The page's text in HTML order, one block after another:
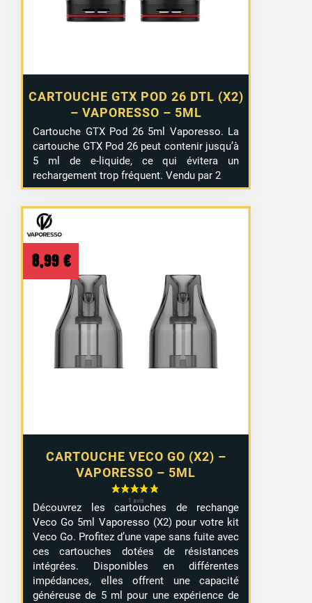
CARTOUCHE GTX POD 26 DTL (X2)
– VAPORESSO – 5ML
Cartouche GTX Pod 26 5ml Vaporesso. La
cartouche GTX Pod 26 peut contenir jusqu’à
5 ml de e-liquide, ce qui évitera un
rechargement trop fréquent. Vendu par 2
CARTOUCHE VECO GO (X2) –
VAPORESSO – 5ML
8,99 €
Découvrez les cartouches de rechange
Veco Go 5ml Vaporesso (X2) pour votre kit
Veco Go. Profitez d’une vape sans fuite avec
ces cartouches dotées de résistances
intégrées. Disponibles en différentes
impédances, elles offrent une capacité
généreuse de 5 ml pour une expérience de